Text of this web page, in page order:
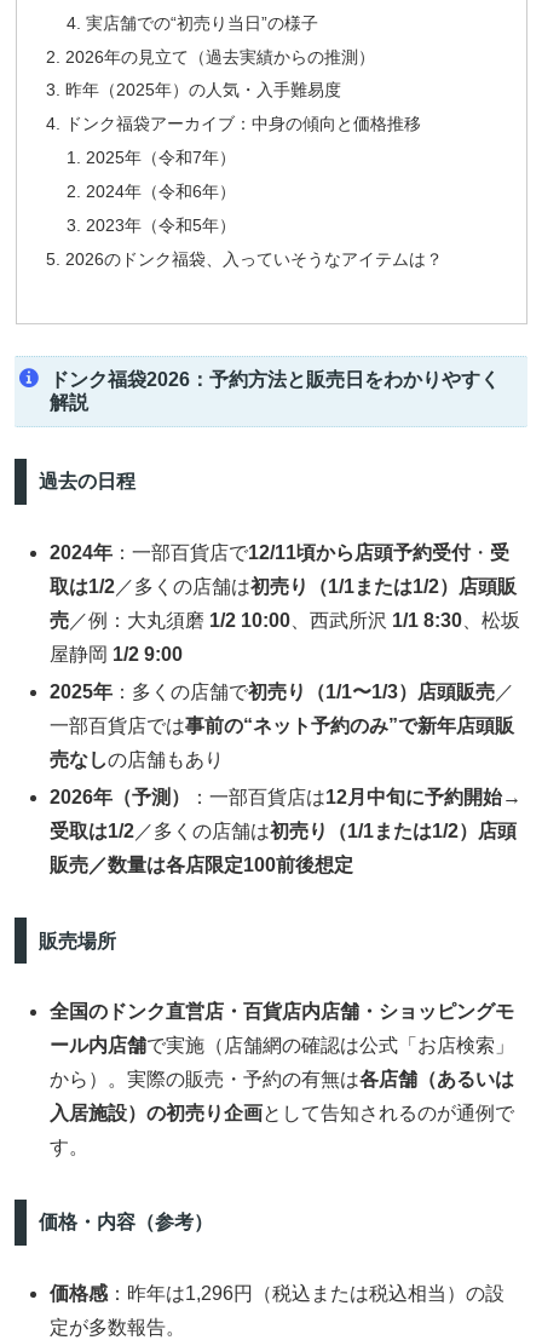
実店舗での“初売り当日”の様子
2026年の見立て（過去実績からの推測）
昨年（2025年）の人気・入手難易度
ドンク福袋アーカイブ：中身の傾向と価格推移
2025年（令和7年）
2024年（令和6年）
2023年（令和5年）
2026のドンク福袋、入っていそうなアイテムは？
ドンク福袋2026：予約方法と販売日をわかりやすく
解説
過去の日程
2024年 ：一部百貨店で12/11頃から店頭予約受付・ 受
取は1/2 ／多くの店舗は初売り（1/1または1/2）店頭販
売 ／例：大丸須磨 1/2 10:00 、西武所沢 1/1 8:30 、松坂
屋静岡 1/2 9:00
2025年 ：多くの店舗で初売り（1/1〜1/3）店頭販売 ／
一部百貨店では事前の“ネット予約のみ”で新年店頭販
売なしの店舗もあり
2026年（予測）
：一部百貨店は12月中旬に予約開始→
受取は1/2 ／多くの店舗は初売り（1/1または1/2）店頭
販売／数量は各店限定100前後想定
販売場所
全国のドンク直営店・百貨店内店舗・ショッピングモ
ール内店舗で実施（店舗網の確認は公式「お店検索」
から）。実際の販売・予約の有無は各店舗（あるいは
入居施設）の初売り企画として告知されるのが通例で
す。
価格・内容（参考）
価格感 ：昨年は1,296円（税込または税込相当）の設
定が多数報告。